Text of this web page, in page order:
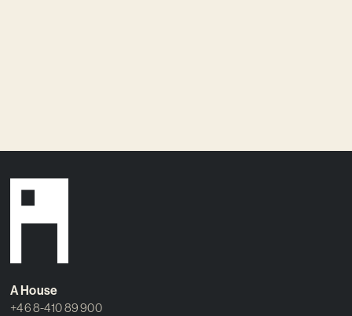
A House
+46 8-410 89 900